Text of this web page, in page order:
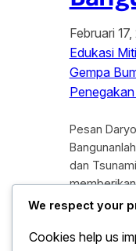
Februari
Edukasi
Gempa
Pesan
dan
masyarakat
We respect your
Cookies help us